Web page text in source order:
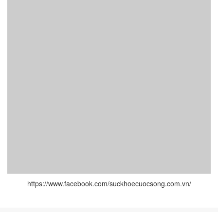
https://www.facebook.com/suckhoecuocsong.com.vn/